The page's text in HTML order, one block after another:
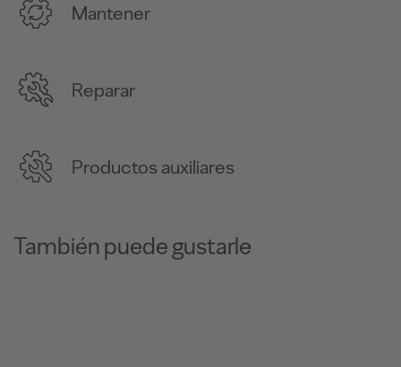
Mantener
Reparar
Productos auxiliares
También puede gustarle